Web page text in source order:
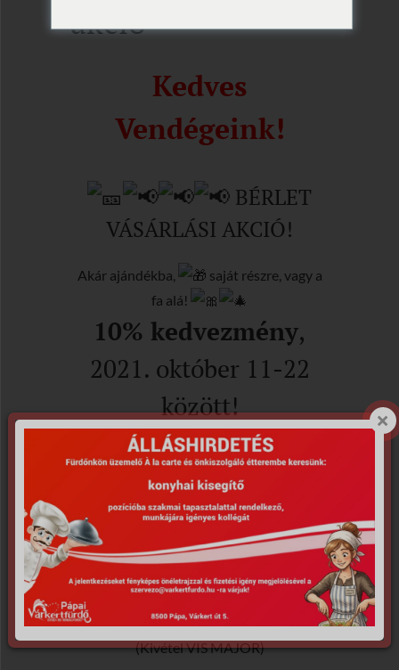
akció
Kedves
Vendégeink!
BÉRLET
VÁSÁRLÁSI AKCIÓ!
Akár ajándékba,
saját részre, vagy a
fa alá!
10% kedvezmény,
2021. október 11-22
között!
(Az akció érvényes: 10 alkalmas belépő-,
úszó-, szauna-, szolárium és masszázs
bérletekre)
A megvásárolt bérletek a vásárlás napjától
számított 1 évig érvényesek,
meghosszabbításukra nincs lehetőség.
(Kivétel VIS MAJOR)